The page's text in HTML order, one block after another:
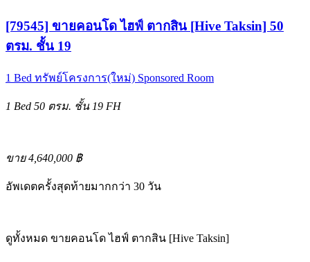
[79545] ขายคอนโด ไฮฟ์ ตากสิน [Hive Taksin] 50
ตรม. ชั้น 19
1 Bed ทรัพย์โครงการ(ใหม่) Sponsored Room
1 Bed 50 ตรม. ชั้น 19 FH
ขาย 4,640,000 ฿
อัพเดตครั้งสุดท้ายมากกว่า 30 วัน
ดูทั้งหมด ขายคอนโด ไฮฟ์ ตากสิน [Hive Taksin]